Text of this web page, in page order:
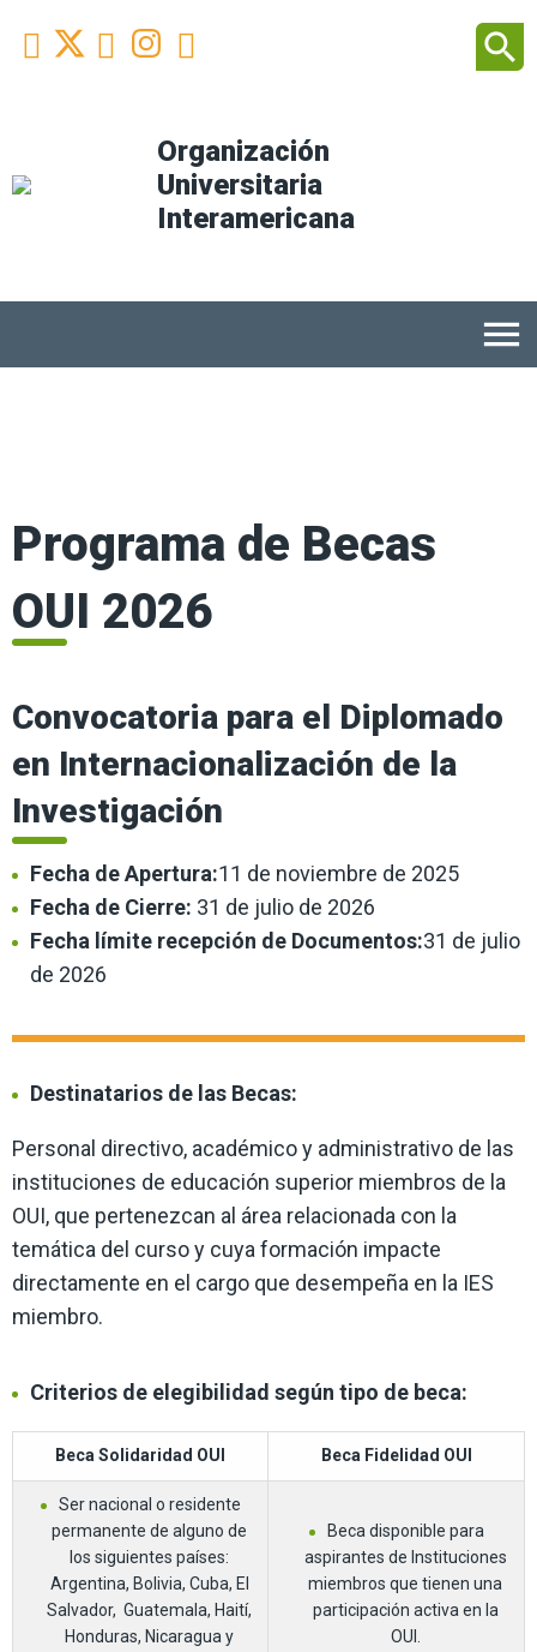
Organización
Universitaria
Interamericana
 Facebook
 YoutubeInstagram
 search
menu
Programa de Becas
OUI 2026
Convocatoria para el Diplomado
en Internacionalización de la
Investigación
Fecha de Apertura:11 de noviembre de 2025
Fecha de Cierre: 31 de julio de 2026
Fecha límite recepción de Documentos:31 de julio
de 2026
Destinatarios de las Becas:
Personal directivo, académico y administrativo de las
instituciones de educación superior miembros de la
OUI, que pertenezcan al área relacionada con la
temática del curso y cuya formación impacte
directamente en el cargo que desempeña en la IES
miembro.
Criterios de elegibilidad según tipo de beca:
Beca Solidaridad OUI Beca Fidelidad OUI
Ser nacional o residente
permanente de alguno de
los siguientes países:
Argentina, Bolivia, Cuba, El
Salvador, Guatemala, Haití,
Honduras, Nicaragua y
Beca disponible para
aspirantes de Instituciones
miembros que tienen una
participación activa en la
OUI.